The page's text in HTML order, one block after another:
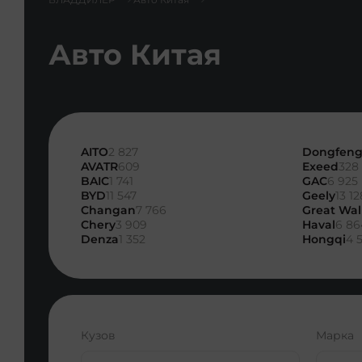
Авто Китая
AITO2 827
AVATR609
BAIC1 741
BYD11 547
Changan7 766
Chery3 909
Denza1 352
Exeed328
GAC6 925
Geely13
Great
Haval6
Hongqi4
Кузов Марка